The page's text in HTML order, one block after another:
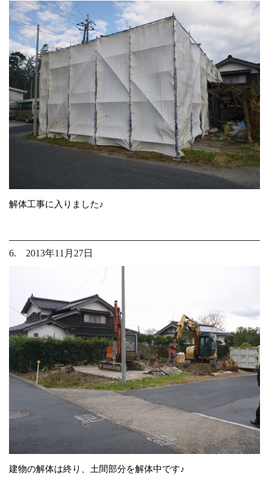
解体工事に入りました♪
6. 2013年11月27日
建物の解体は終り、土間部分を解体中です♪